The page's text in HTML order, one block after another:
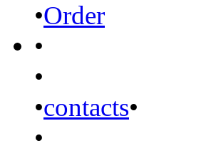
•Order
•
•
•contacts•
•